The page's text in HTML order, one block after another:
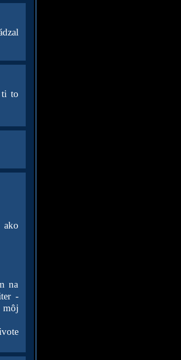
ti to
ako
na
-
môj